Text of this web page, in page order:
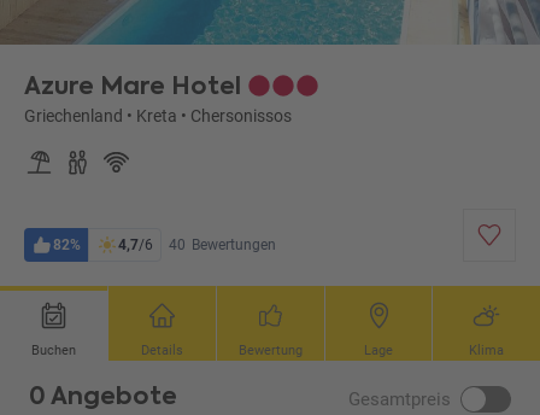
Azure Mare Hotel
Griechenland • Kreta • Chersonissos
82% 4,7/6 40 Bewertungen
Buchen Details Bewertung Lage Klima
0 Angebote Gesamtpreis